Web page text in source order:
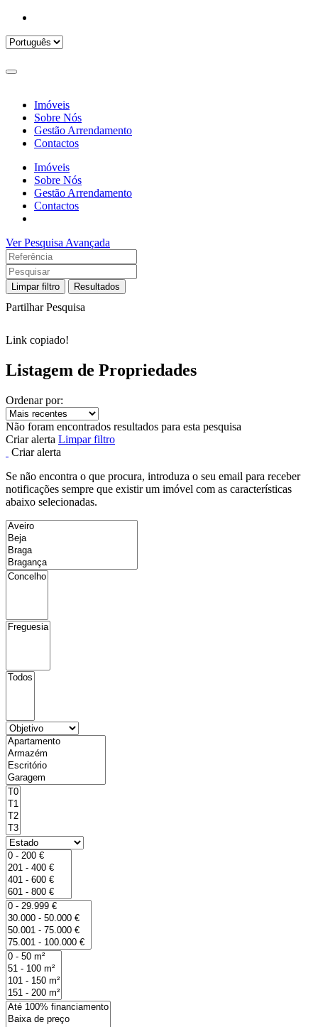
Imóveis
Sobre Nós
Gestão Arrendamento
Contactos
Imóveis
Sobre Nós
Gestão Arrendamento
Contactos
Ver Pesquisa Avançada
Limpar filtro Resultados
Partilhar Pesquisa
Link copiado!
Listagem de Propriedades
Ordenar por:
Não foram encontrados resultados para esta pesquisa
Criar alerta Limpar filtro
Criar alerta
Se não encontra o que procura, introduza o seu email para receber
notificações sempre que existir um imóvel com as características
abaixo selecionadas.